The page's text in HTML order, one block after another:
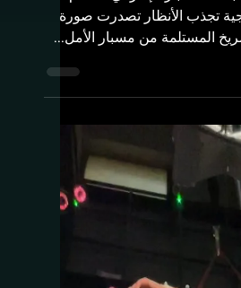
3 دقيقة قراءة
الأبعاد للمريخ
الجميع
للمسبار الإماراتي لمعالم
تجذب الأنظار تصدرت صورة
للمريخ المستلمة من مسبار الأمل...